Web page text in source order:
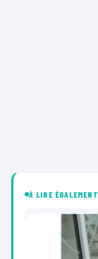
À LIRE ÉGALEMENT